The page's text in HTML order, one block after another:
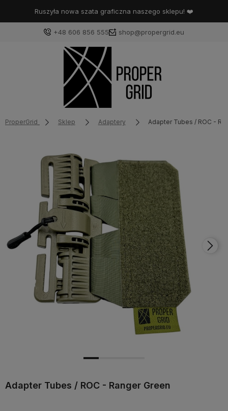
Ruszyła nowa szata graficzna naszego sklepu! ❤️
+48 606 856 555 shop@propergrid.eu
ProperGrid Sklep Adaptery Adapter Tubes / ROC -
Adapter Tubes / ROC - Ranger Green